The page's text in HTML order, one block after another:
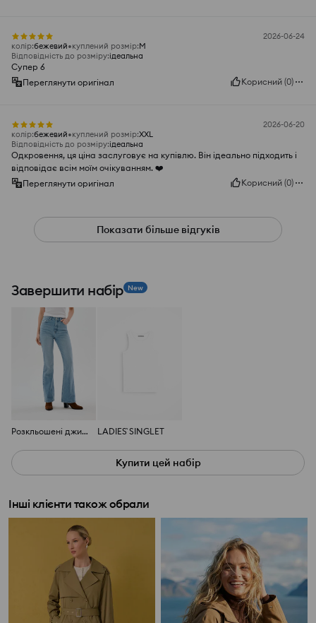
2026-06-24
колір:бежевий куплений розмір:M
Відповідність до розміру:ідеальна
Супер 6
Переглянути оригінал
Корисний (0)
2026-06-20
колір:бежевий куплений розмір:XXL
Відповідність до розміру:ідеальна
Одкровення, ця ціна заслуговує на купівлю. Він ідеально підходить і
відповідає всім моїм очікуванням. ❤️
Переглянути оригінал
Корисний (0)
Показати більше відгуків
Завершити набір New
Розкльошені джинси з ефектом прання LADIES` SINGLET
Купити цей набір
Інші клієнти також обрали